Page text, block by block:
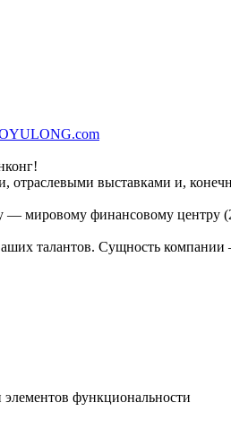
отраслевыми выставками и,
мировому финансовому центру
талантов. Сущность
функциональности